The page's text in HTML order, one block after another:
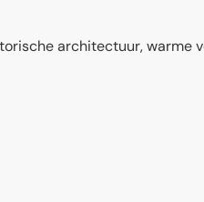
architectuur,